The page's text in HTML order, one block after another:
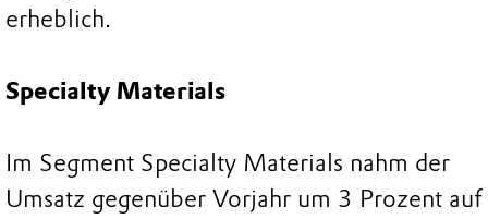
erheblich.
Specialty Materials
Im Segment Specialty Materials nahm der
Umsatz gegenüber Vorjahr um 3 Prozent auf